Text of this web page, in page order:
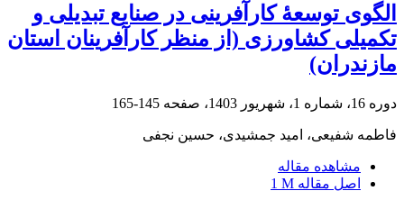
الگوی توسعۀ کارآفرینی در صنایع تبدیلی و
تکمیلی کشاورزی (از منظر کارآفرینان استان
مازندران)
دوره 16، شماره 1، شهریور 1403، صفحه 145-165
فاطمه شفیعی، امید جمشیدی، حسین نجفی
مشاهده مقاله
اصل مقاله 1 M